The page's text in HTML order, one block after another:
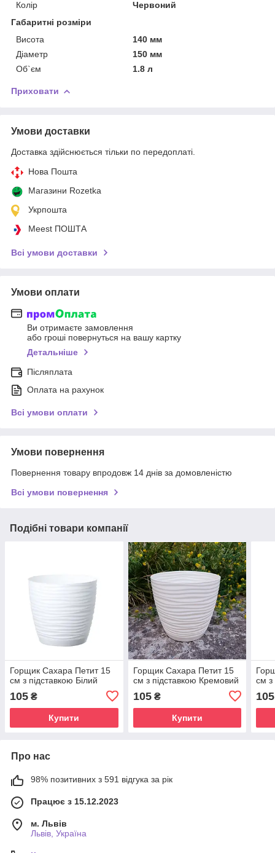
Колір
Червоний
Габаритні розміри
Висота
140 мм
Діаметр
150 мм
Об`єм
1.8 л
Приховати
Умови доставки
Доставка здійснюється тільки по передоплаті.
Нова Пошта
Магазини Rozetka
Укрпошта
Meest ПОШТА
Всі умови доставки
Умови оплати
Ви отримаєте замовлення
або гроші повернуться на вашу картку
Детальніше
Післяплата
Оплата на рахунок
Всі умови оплати
Умови повернення
Повернення товару впродовж 14 днів за домовленістю
Всі умови повернення
Подібні товари компанії
Горщик Сахара Петит 15
см з підставкою Білий
105 ₴
Купити
Горщик Сахара Петит 15
см з підставкою Кремовий
105₴
Купити
см з
105
Про нас
98% позитивних з 591 відгука за рік
Працює з 15.12.2023
м. Львів
Львів, Україна